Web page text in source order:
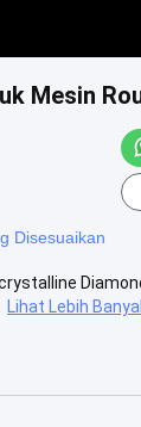
Mesin
Disesuaikan
Lihat Lebih